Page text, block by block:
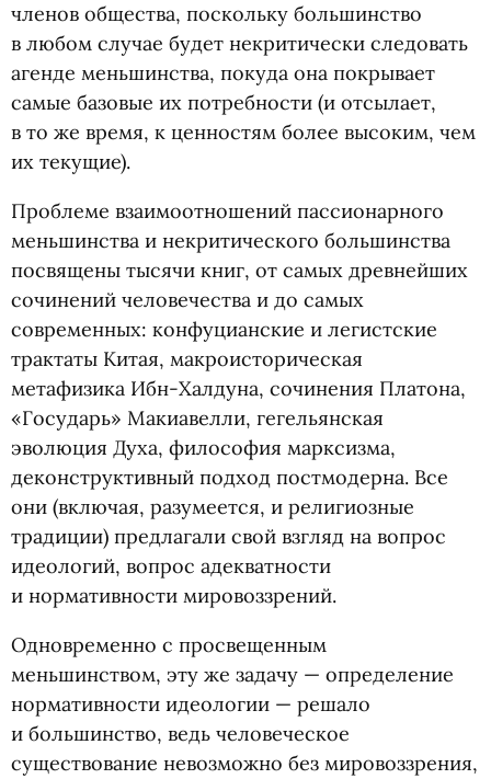
членов общества, поскольку большинство
в любом случае будет некритически следовать
агенде меньшинства, покуда она покрывает
самые базовые их потребности (и отсылает,
в то же время, к ценностям более высоким, чем
их текущие).
Проблеме взаимоотношений пассионарного
меньшинства и некритического большинства
посвящены тысячи книг, от самых древнейших
сочинений человечества и до самых
современных: конфуцианские и легистские
трактаты Китая, макроисторическая
метафизика Ибн-Халдуна, сочинения Платона,
«Государь» Макиавелли, гегельянская
эволюция Духа, философия марксизма,
деконструктивный подход постмодерна. Все
они (включая, разумеется, и религиозные
традиции) предлагали свой взгляд на вопрос
идеологий, вопрос адекватности
и нормативности мировоззрений.
Одновременно с просвещенным
меньшинством, эту же задачу — определение
нормативности идеологии — решало
и большинство, ведь человеческое
существование невозможно без мировоззрения,